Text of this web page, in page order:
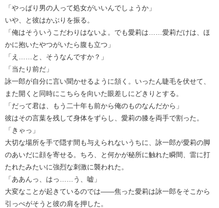
「やっぱり男の人って処女がいいんでしょうか」
いや、と彼はかぶりを振る。
「俺はそういうこだわりはないよ。でも愛莉は……愛莉だけは、ほ
かに抱いたやつがいたら腹も立つ」
「え……と、そうなんですか？」
「当たり前だ」
詠一郎が自分に言い聞かせるように頷く。いったん睫毛を伏せて、
また開くと同時にこちらを向いた眼差しにどきりとする。
「だって君は、もう二十年も前から俺のものなんだから」
彼はその言葉を残して身体をずらし、愛莉の膝を両手で割った。
「きゃっ」
大切な場所を手で隠す間も与えられないうちに、詠一郎が愛莉の脚
のあいだに顔を寄せる。ちろ、と何かが秘所に触れた瞬間、雷に打
たれたみたいに強烈な刺激に襲われた。
「ああんっ、はっ……う、嘘」
大変なことが起きているのでは――焦った愛莉は詠一郎をそこから
引っぺがそうと彼の肩を押した。